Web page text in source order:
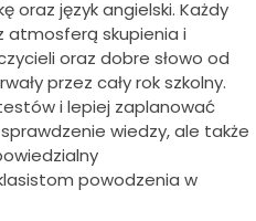
oraz język angielski. Każdy
atmosferą skupienia i
oraz dobre słowo od
przez cały rok szkolny.
i lepiej zaplanować
wiedzy, ale także
powodzenia w